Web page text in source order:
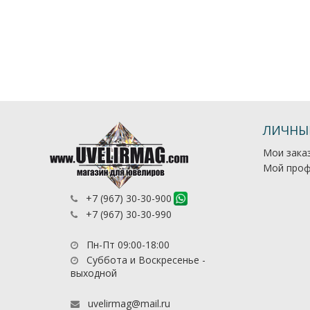
+7 (967) 30-30-900
+7 (967) 30-30-990
Пн-Пт 09:00-18:00
Суббота и Воскресенье -
выходной
uvelirmag@mail.ru
Мои
Мой